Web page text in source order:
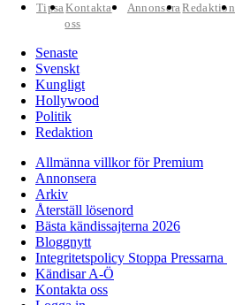
TipsaKontakta
oss
AnnonseraRedaktion
Senaste
Svenskt
Kungligt
Hollywood
Politik
Redaktion
Allmänna villkor för Premium
Annonsera
Arkiv
Återställ lösenord
Bästa kändissajterna 2026
Bloggnytt
Integritetspolicy Stoppa Pressarna
Kändisar A-Ö
Kontakta oss